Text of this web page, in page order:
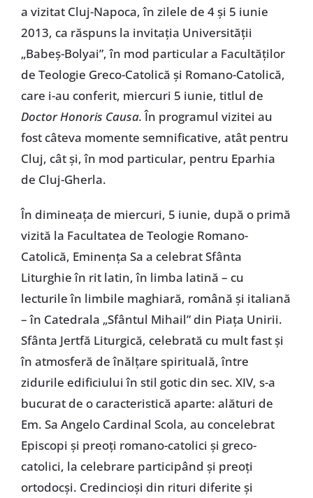
a vizitat Cluj-Napoca, în zilele de 4 şi 5 iunie
2013, ca răspuns la invitaţia Universităţii
„Babeş-Bolyai”, în mod particular a Facultăţilor
de Teologie Greco-Catolică şi Romano-Catolică,
care i-au conferit, miercuri 5 iunie, titlul de
Doctor Honoris Causa.În programul vizitei au
fost câteva momente semnificative, atât pentru
Cluj, cât şi, în mod particular, pentru Eparhia
de Cluj-Gherla.
În dimineaţa de miercuri, 5 iunie, după o primă
vizită la Facultatea de Teologie Romano-
Catolică, Eminenţa Sa a celebrat Sfânta
Liturghie în rit latin, în limba latină – cu
lecturile în limbile maghiară, română şi italiană
– în Catedrala „Sfântul Mihail” din Piaţa Unirii.
Sfânta Jertfă Liturgică, celebrată cu mult fast şi
în atmosferă de înălţare spirituală, între
zidurile edificiului în stil gotic din sec. XIV, s-a
bucurat de o caracteristică aparte: alături de
Em. Sa Angelo Cardinal Scola, au concelebrat
Episcopi şi preoţi romano-catolici şi greco-
catolici, la celebrare participând şi preoţi
ortodocşi. Credincioşi din rituri diferite şi